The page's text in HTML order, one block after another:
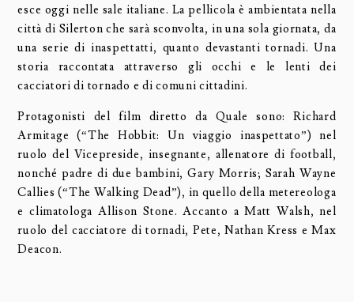
esce oggi nelle sale italiane. La pellicola è ambientata nella
città di Silerton che sarà sconvolta, in una sola giornata, da
una serie di inaspettatti, quanto devastanti tornadi. Una
storia raccontata attraverso gli occhi e le lenti dei
cacciatori di tornado e di comuni cittadini.
Protagonisti del film diretto da Quale sono: Richard
Armitage (“The Hobbit: Un viaggio inaspettato”) nel
ruolo del Vicepreside, insegnante, allenatore di football,
nonché padre di due bambini, Gary Morris; Sarah Wayne
Callies (“The Walking Dead”), in quello della metereologa
e climatologa Allison Stone. Accanto a Matt Walsh, nel
ruolo del cacciatore di tornadi, Pete, Nathan Kress e Max
Deacon.